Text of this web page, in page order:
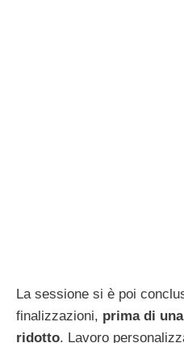
La sessione si è poi
finalizzazioni, prima di
ridotto. Lavoro